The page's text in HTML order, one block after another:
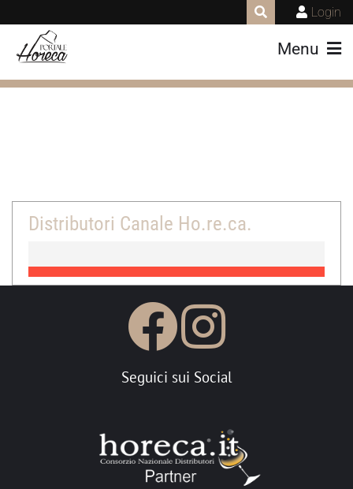
Login
Menu
Distributori Canale Ho.re.ca.
Seguici sui Social